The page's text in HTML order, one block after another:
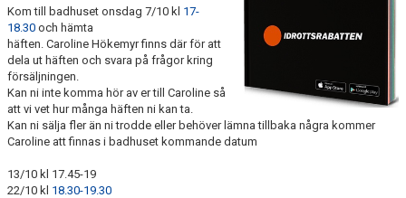
Kom till badhuset onsdag 7/10 kl 17-
18.30 och hämta
häften. Caroline Hökemyr finns där för att
dela ut häften och svara på frågor kring
försäljningen.
Kan ni inte komma hör av er till Caroline så
att vi vet hur många häften ni kan ta.
Kan ni sälja fler än ni trodde eller behöver lämna tillbaka några kommer
Caroline att finnas i badhuset kommande datum
13/10 kl 17.45-19
22/10 kl 18.30-19.30